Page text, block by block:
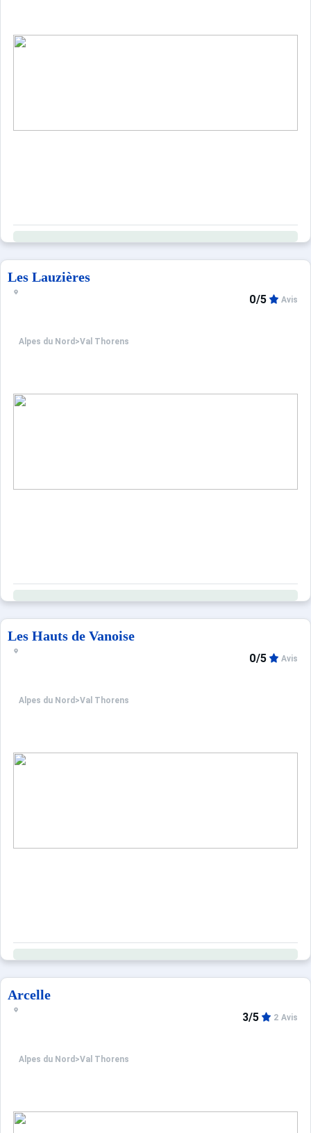
Les Lauzières
Alpes du Nord >Val Thorens
0/5 Avis
Les Hauts de Vanoise
Alpes du Nord >Val Thorens
0/5 Avis
Arcelle
Alpes du Nord >Val Thorens
3/5 2 Avis